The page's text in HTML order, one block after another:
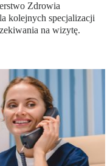
Zdrowia
kolejnych specjalizacji
na wizytę.